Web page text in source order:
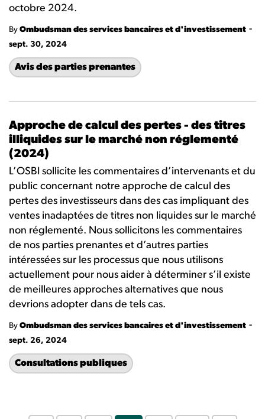
octobre 2024.
By Ombudsman des services bancaires et d'investissement -
sept. 30, 2024
Avis des parties prenantes
Approche de calcul des pertes - des titres
illiquides sur le marché non réglementé
(2024)
L’OSBI sollicite les commentaires d’intervenants et du
public concernant notre approche de calcul des
pertes des investisseurs dans des cas impliquant des
ventes inadaptées de titres non liquides sur le marché
non réglementé. Nous sollicitons les commentaires
de nos parties prenantes et d’autres parties
intéressées sur les processus que nous utilisons
actuellement pour nous aider à déterminer s’il existe
de meilleures approches alternatives que nous
devrions adopter dans de tels cas.
By Ombudsman des services bancaires et d'investissement -
sept. 26, 2024
Consultations publiques